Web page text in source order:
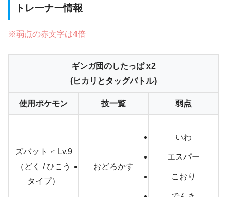
トレーナー情報
※弱点の赤文字は4倍
ギンガ団のしたっぱ x2
(ヒカリとタッグバトル)
使用ポケモン 技一覧 弱点
ズバット ♂ Lv.9
（どく / ひこう
タイプ）
おどろかす
いわ
エスパー
こおり